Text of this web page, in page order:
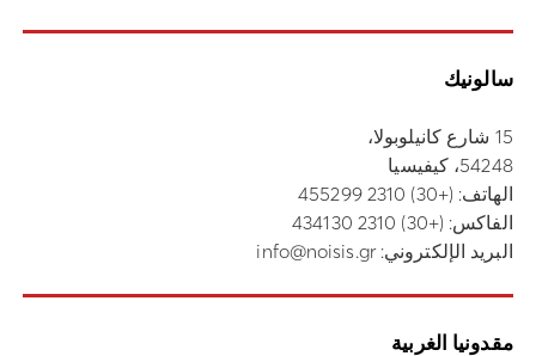
سالونيك
15 شارع كانيلوبولا،
54248، كيفيسيا
الهاتف: (+30) 2310 455299
الفاكس: (+30) 2310 434130
البريد الإلكتروني:info@noisis.gr
مقدونيا الغربية